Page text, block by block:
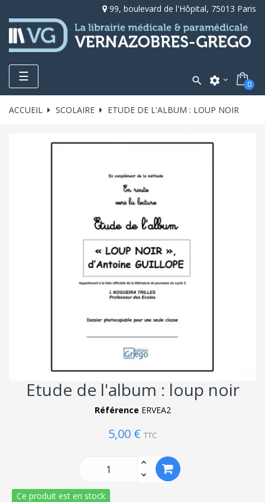
99, boulevard de l'Hôpital, 75013 Paris
Toggle
navigation
☰  settings 0
ACCUEIL SCOLAIRE ETUDE DE L'ALBUM : LOUP NOIR
Etude de l'album : loup noir
Référence ERVEA2
5,00 € TTC
Ce produit est en stock